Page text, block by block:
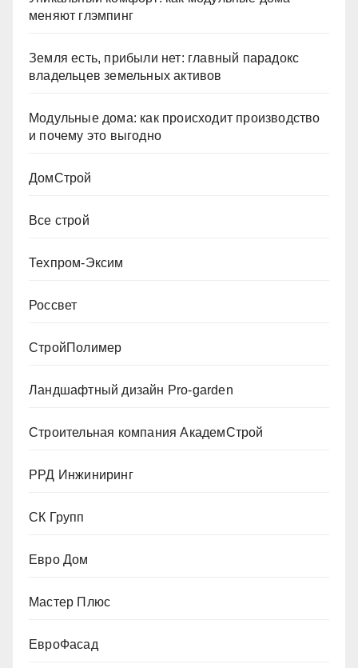
меняют глэмпинг
Земля есть, прибыли нет: главный парадокс
владельцев земельных активов
Модульные дома: как происходит производство
и почему это выгодно
ДомСтрой
Все строй
Техпром-Эксим
Россвет
СтройПолимер
Ландшафтный дизайн Pro-garden
Строительная компания АкадемСтрой
РРД Инжиниринг
СК Групп
Евро Дом
Мастер Плюс
ЕвроФасад